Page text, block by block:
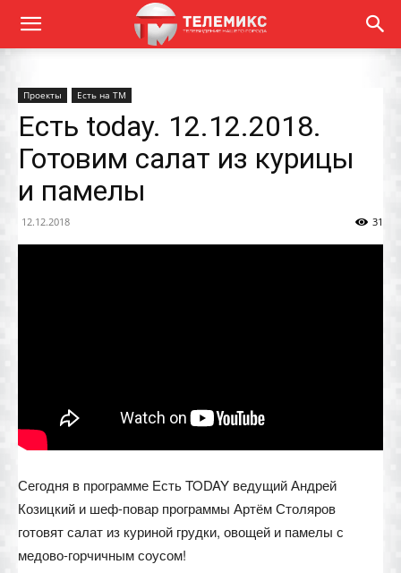
Проекты Есть на ТМ
Есть today. 12.12.2018.
Готовим салат из курицы
и памелы
12.12.2018 31
Сегодня в программе Есть TODAY ведущий Андрей
Козицкий и шеф-повар программы Артём Столяров
готовят салат из куриной грудки, овощей и памелы с
медово-горчичным соусом!